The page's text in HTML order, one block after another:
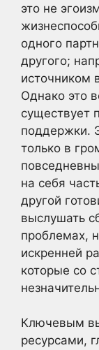
это не
одного
другого;
источником
Однако это
существует
поддержки.
только в
на себя
другой
выслушать
проблемах,
искренней
которые со
Ключевым
ресурсами,